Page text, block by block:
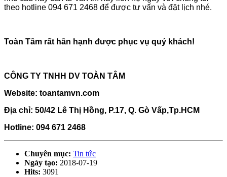
theo hotline 094 671 2468 để được tư vấn và đặt lịch nhé.
Toàn Tâm rất hân hạnh được phục vụ quý khách!
CÔNG TY TNHH DV TOÀN TÂM
Website: toantamvn.com
Địa chỉ: 50/42 Lê Thị Hồng, P.17, Q. Gò Vấp,Tp.HCM
Hotline: 094 671 2468
Chuyên mục: Tin tức
Ngày tạo: 2018-07-19
Hits: 3091